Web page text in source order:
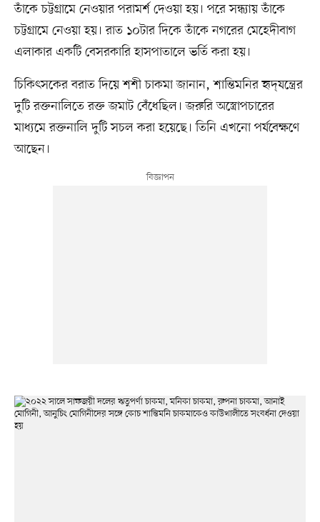
তাঁকে চট্টগ্রামে নেওয়ার পরামর্শ দেওয়া হয়। পরে সন্ধ্যায় তাঁকে
চট্টগ্রামে নেওয়া হয়। রাত ১০টার দিকে তাঁকে নগরের মেহেদীবাগ
এলাকার একটি বেসরকারি হাসপাতালে ভর্তি করা হয়।
চিকিৎসকের বরাত দিয়ে শশী চাকমা জানান, শান্তিমনির হৃদ্‌যন্ত্রের
দুটি রক্তনালিতে রক্ত জমাট বেঁধেছিল। জরুরি অস্ত্রোপচারের
মাধ্যমে রক্তনালি দুটি সচল করা হয়েছে। তিনি এখনো পর্যবেক্ষণে
আছেন।